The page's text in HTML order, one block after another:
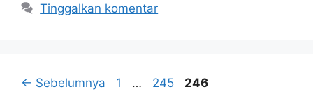
Tinggalkan komentar
← Sebelumnya Halaman
1 … Halaman
245 Halaman
246